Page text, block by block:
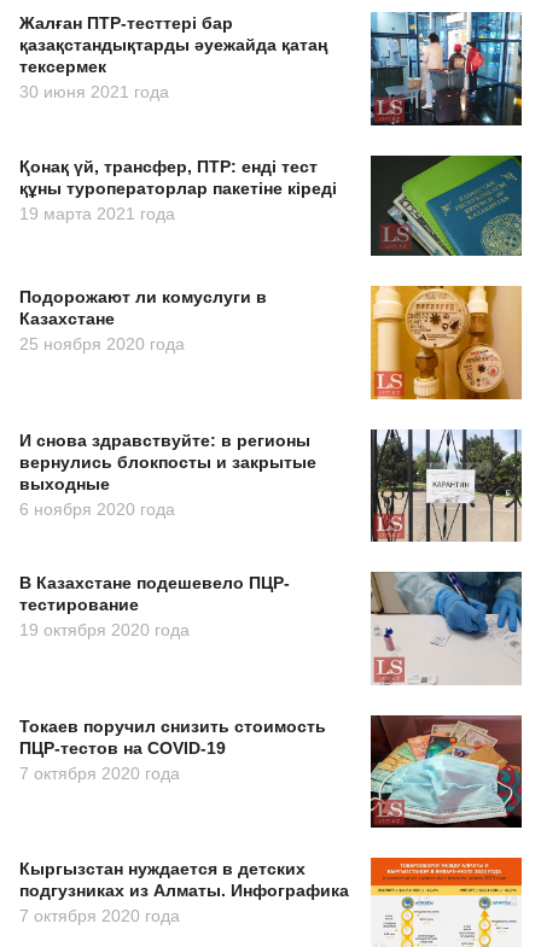
Жалған ПТР-тесттері бар
қазақстандықтарды әуежайда қатаң
тексермек
30 июня 2021 года
Қонақ үй, трансфер, ПТР: енді тест
құны туроператорлар пакетіне кіреді
19 марта 2021 года
Подорожают ли комуслуги в
Казахстане
25 ноября 2020 года
И снова здравствуйте: в регионы
вернулись блокпосты и закрытые
выходные
6 ноября 2020 года
В Казахстане подешевело ПЦР-
тестирование
19 октября 2020 года
Токаев поручил снизить стоимость
ПЦР-тестов на COVID-19
7 октября 2020 года
Кыргызстан нуждается в детских
подгузниках из Алматы. Инфографика
7 октября 2020 года